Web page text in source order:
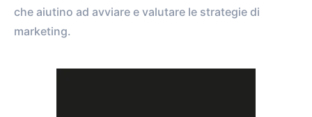
che aiutino ad avviare e valutare le strategie di
marketing.